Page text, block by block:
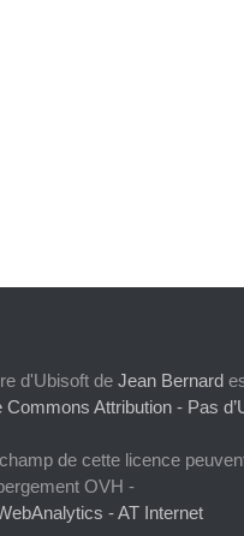
d'Ubisoft de Jean Bernard
Commons Attribution - Pas
de cette licence
OVH -